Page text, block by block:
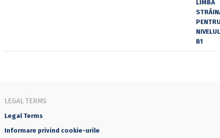
LEGAL TERMS
Legal Terms
Informare privind cookie-urile